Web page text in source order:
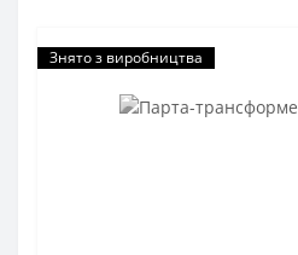
Знято з виробництва